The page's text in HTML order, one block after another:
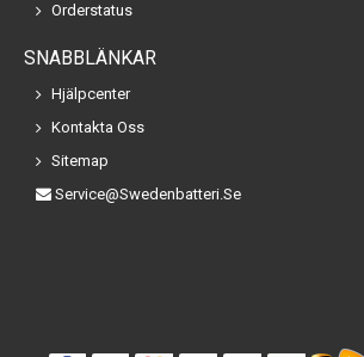
Orderstatus
SNABBLÄNKAR
Hjälpcenter
Kontakta Oss
Sitemap
Service@swedenbatteri.se